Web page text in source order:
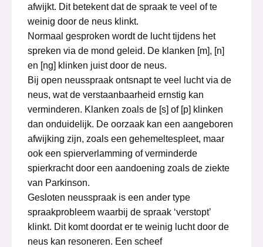
afwijkt. Dit betekent dat de spraak te veel of te
weinig door de neus klinkt.
Normaal gesproken wordt de lucht tijdens het
spreken via de mond geleid. De klanken [m], [n]
en [ng] klinken juist door de neus.
Bij open neusspraak ontsnapt te veel lucht via de
neus, wat de verstaanbaarheid ernstig kan
verminderen. Klanken zoals de [s] of [p] klinken
dan onduidelijk. De oorzaak kan een aangeboren
afwijking zijn, zoals een gehemeltespleet, maar
ook een spierverlamming of verminderde
spierkracht door een aandoening zoals de ziekte
van Parkinson.
Gesloten neusspraak is een ander type
spraakprobleem waarbij de spraak ‘verstopt’
klinkt. Dit komt doordat er te weinig lucht door de
neus kan resoneren. Een scheef